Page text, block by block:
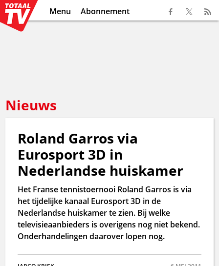
Menu Abonnement
Nieuws
Roland Garros via
Eurosport 3D in
Nederlandse huiskamer
Het Franse tennistoernooi Roland Garros is via
het tijdelijke kanaal Eurosport 3D in de
Nederlandse huiskamer te zien. Bij welke
televisieaanbieders is overigens nog niet bekend.
Onderhandelingen daarover lopen nog.